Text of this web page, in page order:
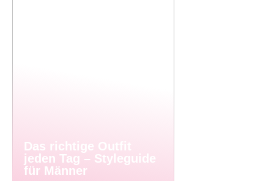
Das richtige Outfit
jeden Tag – Styleguide
für Männer